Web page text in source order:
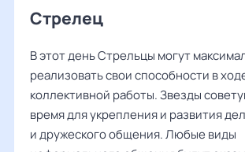
Стрелец
В этот день Стрельцы могут
реализовать свои способности в
коллективной работы. Звезды
время для укрепления и развития
и дружеского общения. Любые виды